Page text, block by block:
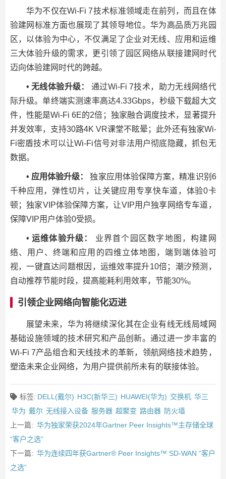
华为不仅在Wi-Fi 7技术标准领域走在前列，而且在体
验建网标准方面也展现了其领导地位。华为高品质万兆园
区，以体验为中心，不仅满足了企业对无线、应用和运维
三大体验升级的需求，更引领了园区网络从联接建网时代
迈向体验建网时代的跨越。
• 无线体验升级： 通过Wi-Fi 7技术，助力无线网络代
际升级。单终端实测速率高达4.33Gbps，秒级下载超大文
件，性能是Wi-Fi 6E的2倍；独家融合调度技术，显著提升
并发效率，支持30路4K VR课堂不眩晕；此外还有独家Wi-
Fi密盾技术可以让Wi-Fi信号对非法用户彻底隐藏，抓包无
数据。
• 应用体验升级：独家应用体验保障方案，精准识别6
千种应用，弹性切片，让关键应用专享快车道，体验0卡
顿；独家VIP体验保障方案，让VIP用户独享网络专车道，
保障VIP用户体验0受损。
• 运维体验升级： 业界首个园区数字地图，构建网
络、用户、终端和应用的四维立体地图，端到端体验可
视，一键直达问题根因，运维效率提升10倍；潮汐预测，
自动推荐节能时段，提高能耗利用效率，节能30%。
引领企业网络向智能化迈进
展望未来，华为将继续深化其在企业有线无线局域网
基础设施领域的技术研究和产品创新。通过进一步丰富的
Wi-Fi 7产品组合和天线技术的革新，领航网络技术趋势，
塑造未来企业网络，为用户提供前所未有的联接体验。
标签: DELL(戴尔) H3C(新华三) HUAWEI(华为) 交换机 华三
华为 戴尔 无线接入设备 服务器 超聚变 路由器 防火墙
上一篇: 华为独家荣获2024年Gartner Peer Insights™主存储全球
“客户之选”
下一篇: 华为连续四年获Gartner® Peer Insights™ SD-WAN “客户
之选”